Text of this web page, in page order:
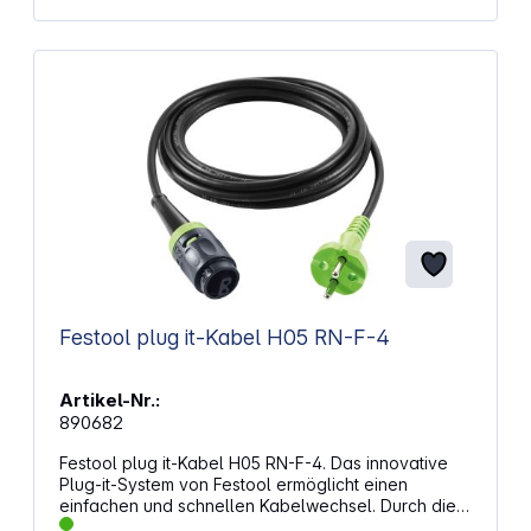
Steckdosen gesamt: 2 Anzahl der Steckdosen
Festool plug it-Kabel H05 RN-F-4
Artikel-Nr.:
890682
Festool plug it-Kabel H05 RN-F-4. Das innovative
Plug-it-System von Festool ermöglicht einen
einfachen und schnellen Kabelwechsel. Durch die
universelle Kompatibilität kann das Kabel mit nur